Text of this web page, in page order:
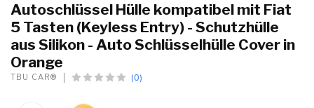
Autoschlüssel Hülle kompatibel mit Fiat
5 Tasten (Keyless Entry) - Schutzhülle
aus Silikon - Auto Schlüsselhülle Cover in
Orange
TBU CAR® (0)